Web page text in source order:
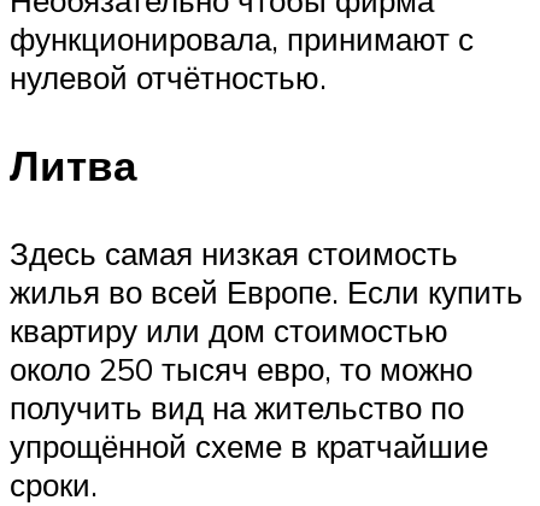
функционировала, принимают с
нулевой отчётностью.
Литва
Здесь самая низкая стоимость
жилья во всей Европе. Если купить
квартиру или дом стоимостью
около 250 тысяч евро, то можно
получить вид на жительство по
упрощённой схеме в кратчайшие
сроки.